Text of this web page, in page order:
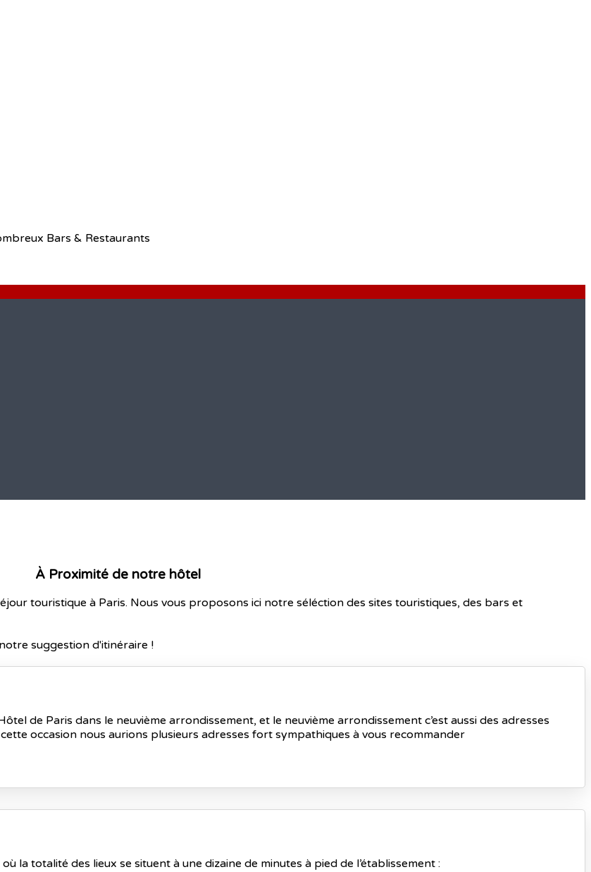
Bars & Restaurants
À Proximité de notre hôtel
touristique à Paris. Nous vous proposons ici notre séléction des sites touristiques, des bars et
suggestion d'itinéraire !
de Paris dans le neuvième arrondissement, et le neuvième arrondissement c’est aussi des adresses
occasion nous aurions plusieurs adresses fort sympathiques à vous recommander
la totalité des lieux se situent à une dizaine de minutes à pied de l’établissement :